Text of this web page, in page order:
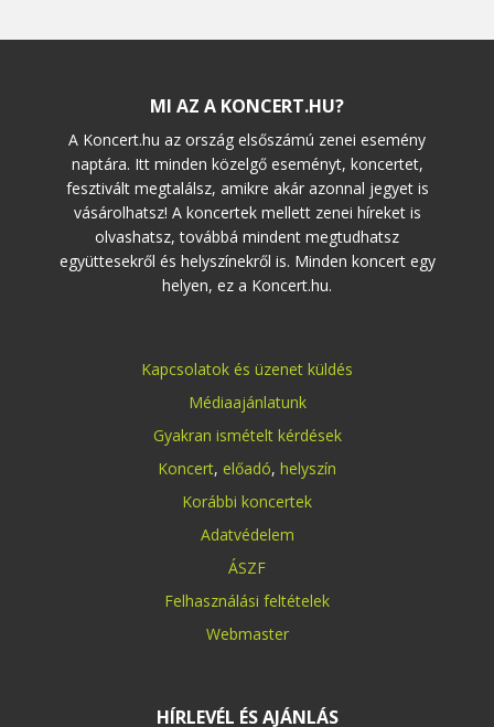
MI AZ A KONCERT.HU?
A Koncert.hu az ország elsőszámú zenei esemény
naptára. Itt minden közelgő eseményt, koncertet,
fesztivált megtalálsz, amikre akár azonnal jegyet is
vásárolhatsz! A koncertek mellett zenei híreket is
olvashatsz, továbbá mindent megtudhatsz
együttesekről és helyszínekről is. Minden koncert egy
helyen, ez a Koncert.hu.
Kapcsolatok és üzenet küldés
Médiaajánlatunk
Gyakran ismételt kérdések
Koncert, előadó, helyszín
Korábbi koncertek
Adatvédelem
ÁSZF
Felhasználási feltételek
Webmaster
HÍRLEVÉL ÉS AJÁNLÁS